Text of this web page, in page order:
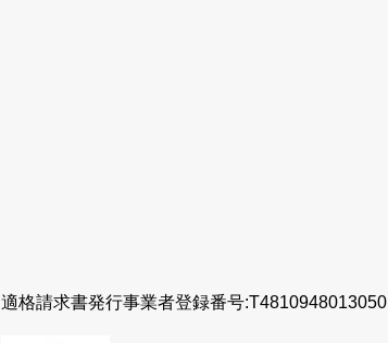
適格請求書発行事業者登録番号:T4810948013050